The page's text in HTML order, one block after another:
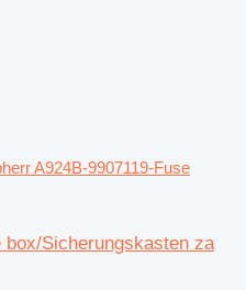
A924B-9907119-Fuse
box/Sicherungskasten za